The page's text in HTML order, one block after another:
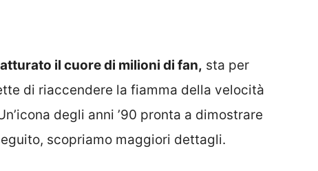
il cuore di milioni di fan, sta per
di riaccendere la fiamma della velocità
degli anni ’90 pronta a dimostrare
scopriamo maggiori dettagli.